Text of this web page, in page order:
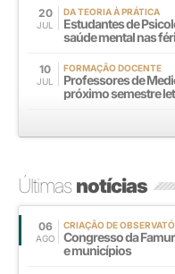
20
JUL
DA TEORIA À PRÁTICA
Estudantes de
saúde mental nas
10
JUL
FORMAÇÃO DOCENTE
Professores de
próximo semestre
Últimasnotícias
06
AGO
CRIAÇÃO DE
Congresso da
e municípios